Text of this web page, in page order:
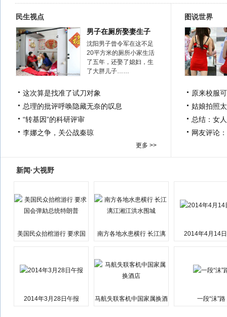
民生视点
男子在厕所娶妻生子
沈阳男子曾令军在这不足
20平方米的厕所小家生活
了五年，还娶了媳妇，生
了大胖儿子……
这次算是找准了试刀对象
总理的批评呼唤隐藏无奈的叹息
“转基因”的科研评审
李娜之争，关公战秦琼
更多 >>
图说世界
原来校服
姑娘拍照
总结：女
网友评论
新闻·大视野
美国民众抬棺游行 要求国
南方各地水患横行 长江漓
2014年4月14
2014年3月28日午报
马航失联客机中国家属换酒
一段“沫”路